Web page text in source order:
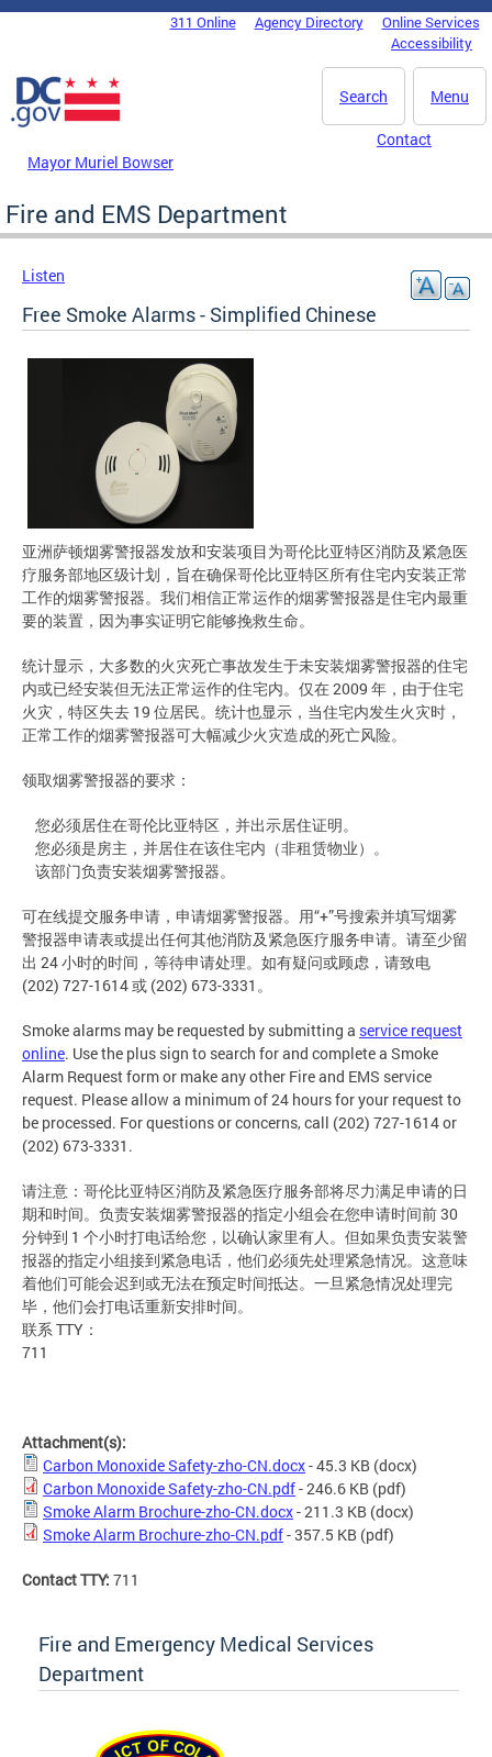
Skip to main content
DC Agency Top Menu311 Online Agency Directory
Online Services
Accessibility
Menu
Search
Mayor Muriel Bowser
Contact
Fire and EMS Department
Listen
Free Smoke Alarms - Simplified Chinese
亚洲萨顿烟雾警报器发放和安装项目为哥伦比亚特区消防及紧急医
疗服务部地区级计划，旨在确保哥伦比亚特区所有住宅内安装正常
工作的烟雾警报器。我们相信正常运作的烟雾警报器是住宅内最重
要的装置，因为事实证明它能够挽救生命。
统计显示，大多数的火灾死亡事故发生于未安装烟雾警报器的住宅
内或已经安装但无法正常运作的住宅内。仅在 2009 年，由于住宅
火灾，特区失去 19 位居民。统计也显示，当住宅内发生火灾时，
正常工作的烟雾警报器可大幅减少火灾造成的死亡风险。
领取烟雾警报器的要求：
您必须居住在哥伦比亚特区，并出示居住证明。
您必须是房主，并居住在该住宅内（非租赁物业）。
该部门负责安装烟雾警报器。
可在线提交服务申请，申请烟雾警报器。用“+”号搜索并填写烟雾
警报器申请表或提出任何其他消防及紧急医疗服务申请。请至少留
出 24 小时的时间，等待申请处理。如有疑问或顾虑，请致电
(202) 727-1614 或 (202) 673-3331。
Smoke alarms may be requested by submitting a service request
online. Use the plus sign to search for and complete a Smoke
Alarm Request form or make any other Fire and EMS service
request. Please allow a minimum of 24 hours for your request to
be processed. For questions or concerns, call (202) 727-1614 or
(202) 673-3331.
请注意：哥伦比亚特区消防及紧急医疗服务部将尽力满足申请的日
期和时间。负责安装烟雾警报器的指定小组会在您申请时间前 30
分钟到 1 个小时打电话给您，以确认家里有人。但如果负责安装警
报器的指定小组接到紧急电话，他们必须先处理紧急情况。这意味
着他们可能会迟到或无法在预定时间抵达。一旦紧急情况处理完
毕，他们会打电话重新安排时间。
联系 TTY：
711
Attachment(s):
Carbon Monoxide Safety-zho-CN.docx- 45.3 KB (docx)
Carbon Monoxide Safety-zho-CN.pdf- 246.6 KB (pdf)
Smoke Alarm Brochure-zho-CN.docx- 211.3 KB (docx)
Smoke Alarm Brochure-zho-CN.pdf- 357.5 KB (pdf)
Contact TTY: 711
Fire and Emergency Medical Services
Department